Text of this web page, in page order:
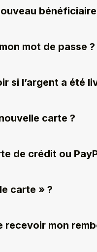
mot de passe ?
si l’argent a été
carte ?
de crédit ou
carte » ?
recevoir mon